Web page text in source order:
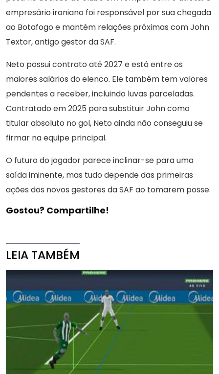
empresário iraniano foi responsável por sua chegada
ao Botafogo e mantém relações próximas com John
Textor, antigo gestor da SAF.
Neto possui contrato até 2027 e está entre os
maiores salários do elenco. Ele também tem valores
pendentes a receber, incluindo luvas parceladas.
Contratado em 2025 para substituir John como
titular absoluto no gol, Neto ainda não conseguiu se
firmar na equipe principal.
O futuro do jogador parece inclinar-se para uma
saída iminente, mas tudo depende das primeiras
ações dos novos gestores da SAF ao tomarem posse.
Gostou? Compartilhe!
LEIA TAMBÉM